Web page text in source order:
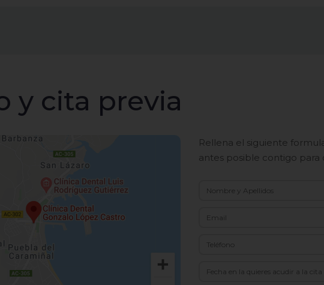
y cita previa
Rellena el siguiente
antes posible contigo para